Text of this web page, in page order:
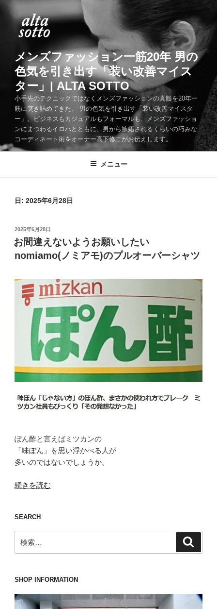
メンズファッション一筋20年 男の
色気を引き出す「装い改善マイス
ター」| ALTA SOTTO
小手先のテクニックではなくメンズファッションの真髄を20年一
筋に突き詰めてきた、 男の色気を引き出す「装い改善マイスタ
ー」。ビジネスもカジュアルもフォーマルも、メンズファッショ
ンにまつわるイロハとともに、男から嫉妬されるくらいの巧みな
コーディネート術をオーナー高下修二がお伝えします。
メニュー
日: 2025年6月28日
投
稿
日:
2025年6月28日
お間違えないようお願いしたい
nomiamo(ノミアモ)のプルオーバーシャツ
ぽん酢と言えばミツカンの
「味ぽん」を思い浮かべる人が
多いのではないでしょうか。
“お
え
な
い
よ
お
い
続きを読む
SEARCH
索:
SHOP INFORMATION